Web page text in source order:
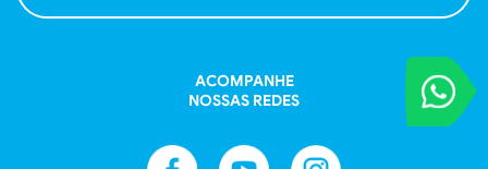
VOCÊ
Entre em
ACOMPANHE
NOSSAS REDES